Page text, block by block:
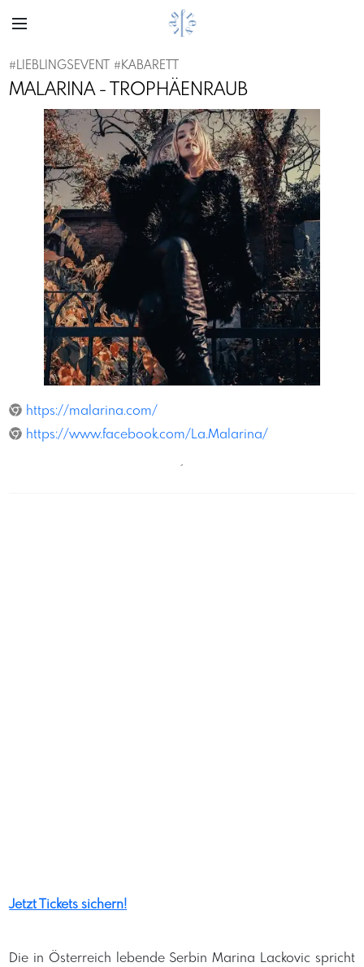
#LIEBLINGSEVENT #KABARETT
MALARINA - TROPHÄENRAUB
Previous Next
https://malarina.com/
https://www.facebook.com/La.Malarina/
´
Jetzt Tickets sichern!
Die in Österreich lebende Serbin Marina Lackovic spricht